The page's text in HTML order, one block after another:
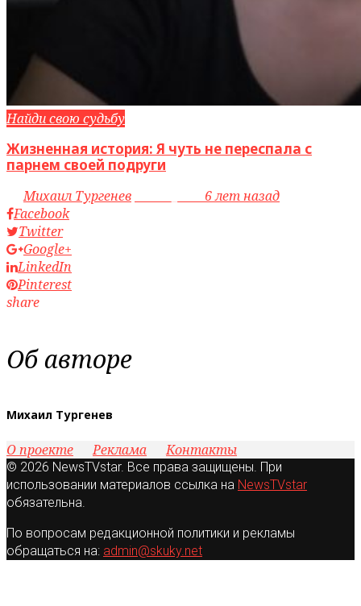
Найди свою судьбу
Жизненная история: Я чуть не переспала с
парнем своей подруги
byМихаил Тургенев
6 лет назад
Facebook
Twitter
Google+
LinkedIn
Pinterest
share
Об авторе
Михаил Тургенев
О проекте Реклама Контакты
© 2026 NewsTVstar. Все права защищены. При
использовании материалов ссылка на NewsTVstar
обязательна.
По вопросам редакционной политики и рекламы
обращаться на: admin@skuky.net